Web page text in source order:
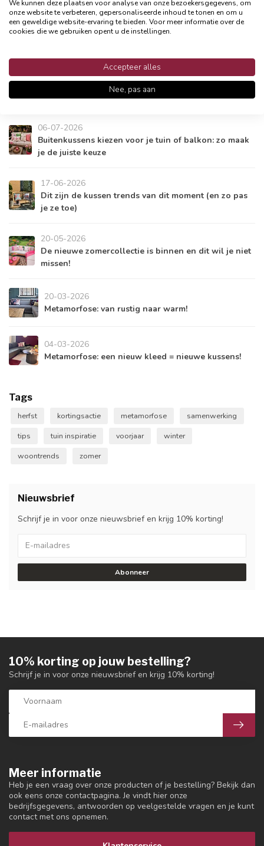
06-07-2026
Buitenkussens kiezen voor je tuin of balkon: zo maak
je de juiste keuze
17-06-2026
Dit zijn de kussen trends van dit moment (en zo pas
je ze toe)
20-05-2026
De nieuwe zomercollectie is binnen en dit wil je niet
missen!
20-03-2026
Metamorfose: van rustig naar warm!
04-03-2026
Metamorfose: een nieuw kleed = nieuwe kussens!
Tags
herfst kortingsactie metamorfose
samenwerking
tips
tuin inspiratie voorjaar
winter
woontrends
zomer
Nieuwsbrief
Schrijf je in voor onze nieuwsbrief en krijg 10% korting!
Abonneer
Meer informatie
Heb je een vraag over onze producten of je bestelling? Bekijk dan
ook eens onze contactpagina. Je vindt hier onze
bedrijfsgegevens, antwoorden op veelgestelde vragen en je kunt
contact met ons opnemen.
10% korting op jouw bestelling?
Schrijf je in voor onze nieuwsbrief en krijg 10% korting!
We kunnen deze plaatsen voor analyse van onze bezoekersgegevens, om
onze website te verbeteren, gepersonaliseerde inhoud te tonen en om u
een geweldige website-ervaring te bieden. Voor meer informatie over de
cookies die we gebruiken opent u de instellingen.
Accepteer alles
Nee, pas aan